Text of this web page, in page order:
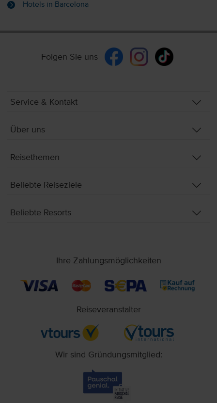
Hotels in Barcelona
Folgen Sie uns
Service & Kontakt
Über uns
Reisethemen
Beliebte Reiseziele
Beliebte Resorts
Ihre Zahlungsmöglichkeiten
Reiseveranstalter
Wir sind Gründungsmitglied: